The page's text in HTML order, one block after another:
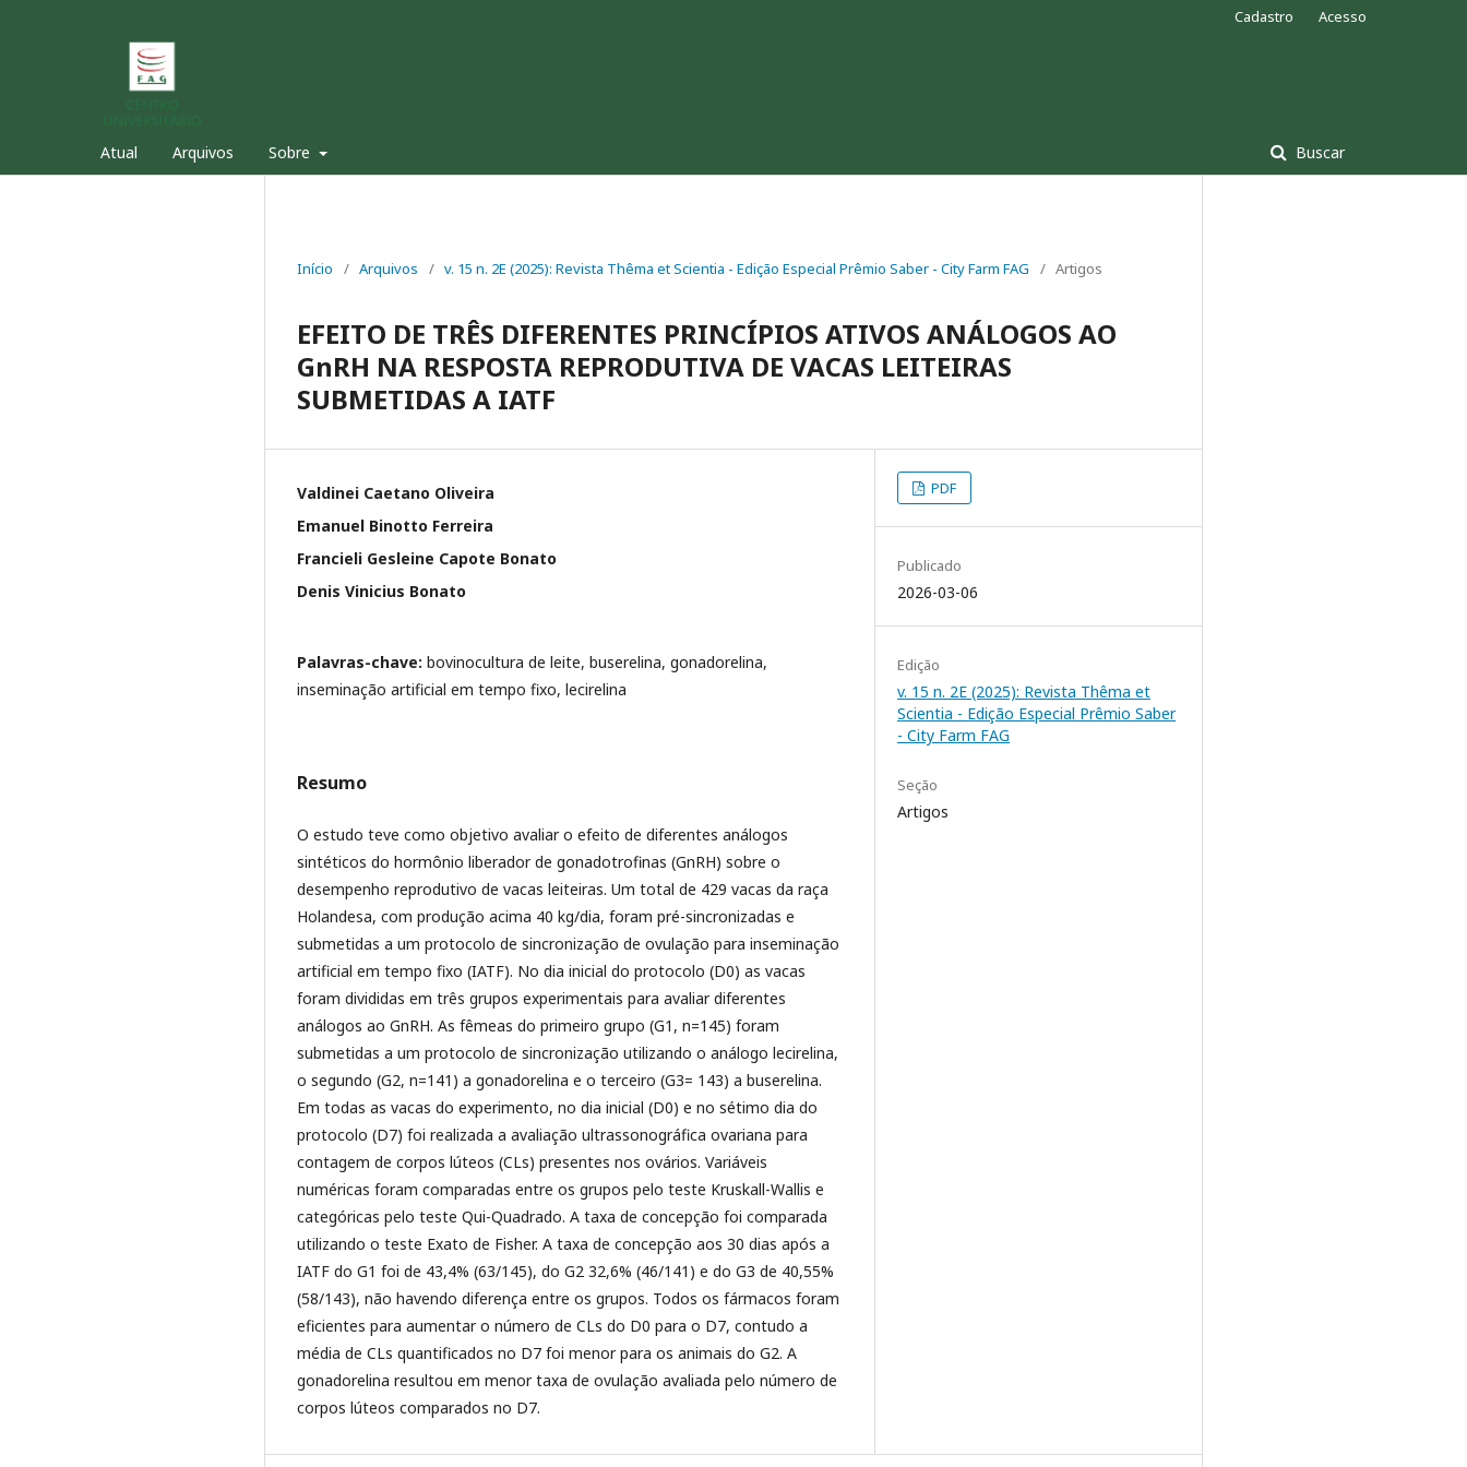
Atual Arquivos Sobre Buscar
Cadastro Acesso
Início / Arquivos / v. 15 n. 2E (2025): Revista Thêma et Scientia - Edição Especial Prêmio Saber - City Farm FAG / Artigos
EFEITO DE TRÊS DIFERENTES PRINCÍPIOS ATIVOS ANÁLOGOS AO
GnRH NA RESPOSTA REPRODUTIVA DE VACAS LEITEIRAS
SUBMETIDAS A IATF
Valdinei Caetano Oliveira
Emanuel Binotto Ferreira
Francieli Gesleine Capote Bonato
Denis Vinicius Bonato
Palavras-chave: bovinocultura de leite, buserelina, gonadorelina,
inseminação artificial em tempo fixo, lecirelina
Resumo
O estudo teve como objetivo avaliar o efeito de diferentes análogos
sintéticos do hormônio liberador de gonadotrofinas (GnRH) sobre o
desempenho reprodutivo de vacas leiteiras. Um total de 429 vacas da raça
Holandesa, com produção acima 40 kg/dia, foram pré-sincronizadas e
submetidas a um protocolo de sincronização de ovulação para inseminação
artificial em tempo fixo (IATF). No dia inicial do protocolo (D0) as vacas
foram divididas em três grupos experimentais para avaliar diferentes
análogos ao GnRH. As fêmeas do primeiro grupo (G1, n=145) foram
submetidas a um protocolo de sincronização utilizando o análogo lecirelina,
o segundo (G2, n=141) a gonadorelina e o terceiro (G3= 143) a buserelina.
Em todas as vacas do experimento, no dia inicial (D0) e no sétimo dia do
protocolo (D7) foi realizada a avaliação ultrassonográfica ovariana para
contagem de corpos lúteos (CLs) presentes nos ovários. Variáveis
numéricas foram comparadas entre os grupos pelo teste Kruskall-Wallis e
categóricas pelo teste Qui-Quadrado. A taxa de concepção foi comparada
utilizando o teste Exato de Fisher. A taxa de concepção aos 30 dias após a
IATF do G1 foi de 43,4% (63/145), do G2 32,6% (46/141) e do G3 de 40,55%
(58/143), não havendo diferença entre os grupos. Todos os fármacos foram
eficientes para aumentar o número de CLs do D0 para o D7, contudo a
média de CLs quantificados no D7 foi menor para os animais do G2. A
gonadorelina resultou em menor taxa de ovulação avaliada pelo número de
corpos lúteos comparados no D7.
PDF
Publicado
2026-03-06
Edição
v. 15 n. 2E (2025): Revista Thêma et
Scientia - Edição Especial Prêmio Saber
- City Farm FAG
Seção
Artigos